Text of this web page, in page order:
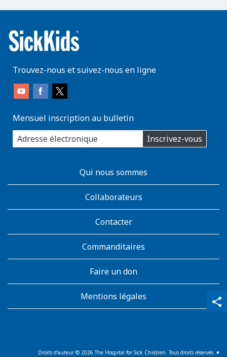
share
qr_code_scanner
content_copy
Trouvez-nous et suivez-nous en ligne
Mensuel inscription au bulletin
enter
you
email
Inscrivez-vous
AboutKidsHealthQui nous sommes
Collaborateurs
Contacter
Commanditaires
Faire un don
Mentions légales
Droits d’auteur © 2026 The Hospital for Sick Children. Tous droits réservés. ♥